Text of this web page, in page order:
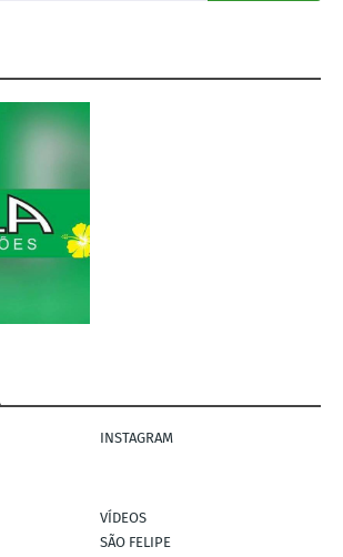
INSTAGRAM
VÍDEOS
SÃO FELIPE